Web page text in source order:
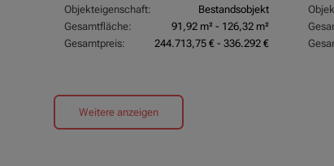
Objekteigenschaft:
Bestandsobjekt
Gesamtfläche:
91,92 m² - 126,32 m²
Gesamtpreis:
244.713,75 € - 336.292 €
Weitere anzeigen